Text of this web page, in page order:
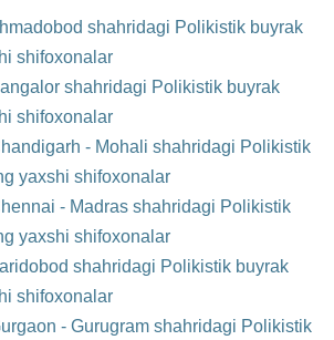
shahridagi Polikistik buyrak
shifoxonalar
shahridagi Polikistik buyrak
shifoxonalar
- Mohali shahridagi Polikistik
yaxshi shifoxonalar
- Madras shahridagi Polikistik
yaxshi shifoxonalar
shahridagi Polikistik buyrak
shifoxonalar
- Gurugram shahridagi Polikistik